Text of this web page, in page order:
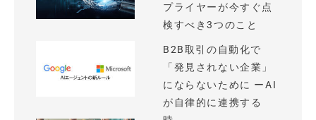
プライヤーが今すぐ点
検すべき3つのこと
B2B取引の自動化で
「発見されない企業」
にならないために ーAI
が自律的に連携する